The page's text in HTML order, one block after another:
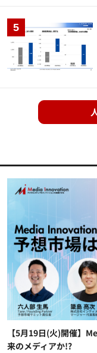
【5月19日(火)開催】
来のメディアか!?